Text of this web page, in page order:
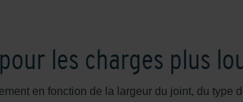
les charges plus
en fonction de la largeur du joint, du type